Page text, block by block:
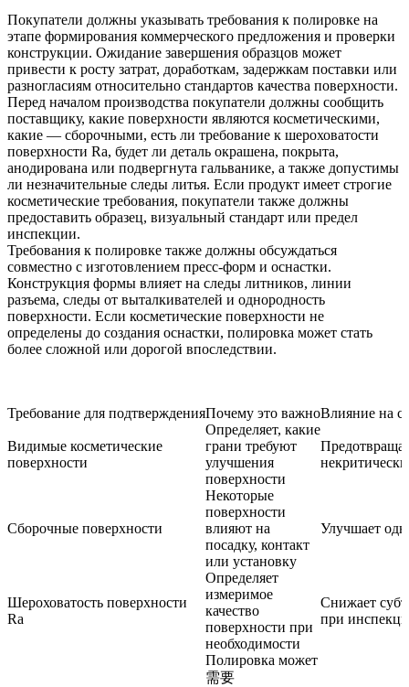
Покупатели должны указывать требования к полировке на
этапе формирования коммерческого предложения и проверки
конструкции. Ожидание завершения образцов может
привести к росту затрат, доработкам, задержкам поставки или
разногласиям относительно стандартов качества поверхности.
Перед началом производства покупатели должны сообщить
поставщику, какие поверхности являются косметическими,
какие — сборочными, есть ли требование к шероховатости
поверхности Ra, будет ли деталь окрашена, покрыта,
анодирована или подвергнута гальванике, а также допустимы
ли незначительные следы литья. Если продукт имеет строгие
косметические требования, покупатели также должны
предоставить образец, визуальный стандарт или предел
инспекции.
Требования к полировке также должны обсуждаться
совместно с изготовлением пресс-форм и оснастки.
Конструкция формы влияет на следы литников, линии
разъема, следы от выталкивателей и однородность
поверхности. Если косметические поверхности не
определены до создания оснастки, полировка может стать
более сложной или дорогой впоследствии.
Требование для подтвержденияПочему это важноВлияние на
Видимые косметические
поверхности
Определяет, какие
грани требуют
улучшения
поверхности
Сборочные поверхности
Некоторые
поверхности
влияют на
посадку, контакт
или установку
Улучшает
Шероховатость поверхности
Ra
Определяет
измеримое
качество
поверхности при
необходимости
Снижает
при
Полировка может
需要